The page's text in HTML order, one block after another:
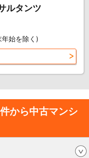
ルタンツ
始を除く)
から中古マンシ